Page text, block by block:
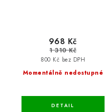
Momentálně nedostupné
800 Kč bez DPH
968 Kč
1 310 Kč